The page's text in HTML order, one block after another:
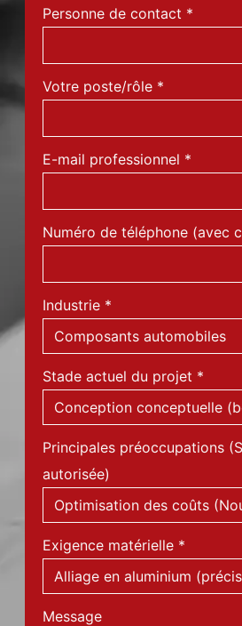
Personne de contact *
Votre poste/rôle *
E-mail professionnel *
Numéro de téléphone (avec
Industrie *
Stade actuel du projet *
Principales préoccupations
autorisée)
Exigence matérielle *
Message